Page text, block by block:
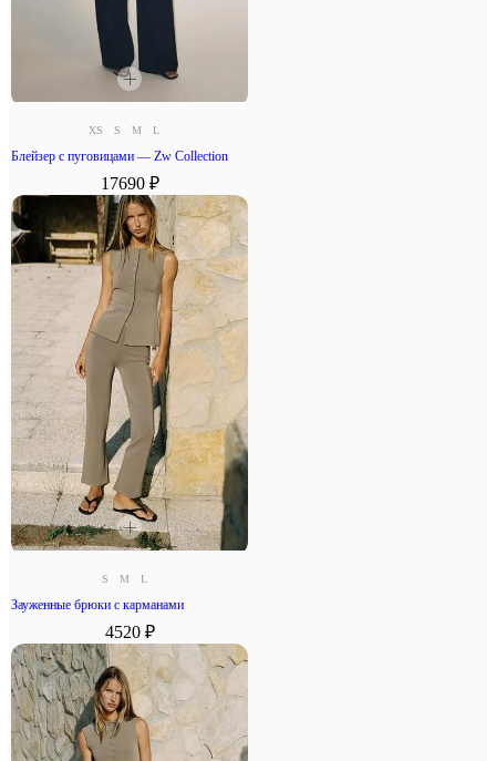
XS S M L
Блейзер с пуговицами — Zw Collection
17690 ₽
S M L
Зауженные брюки с карманами
4520 ₽